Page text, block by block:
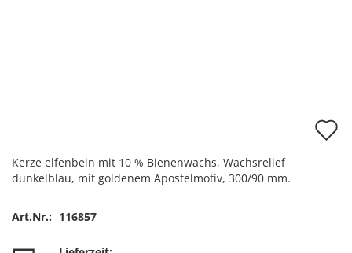
Kerze elfenbein mit 10 % Bienenwachs, Wachsrelief
dunkelblau, mit goldenem Apostelmotiv, 300/90 mm.
Art.Nr.: 116857